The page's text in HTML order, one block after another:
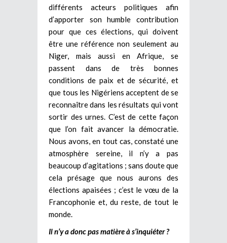
différents acteurs politiques afin
d’apporter son humble contribution
pour que ces élections, qui doivent
être une référence non seulement au
Niger, mais aussi en Afrique, se
passent dans de très bonnes
conditions de paix et de sécurité, et
que tous les Nigériens acceptent de se
reconnaître dans les résultats qui vont
sortir des urnes. C’est de cette façon
que l’on fait avancer la démocratie.
Nous avons, en tout cas, constaté une
atmosphère sereine, il n’y a pas
beaucoup d’agitations ; sans doute que
cela présage que nous aurons des
élections apaisées ; c’est le vœu de la
Francophonie et, du reste, de tout le
monde.
Il n’y a donc pas matière à s’inquiéter ?